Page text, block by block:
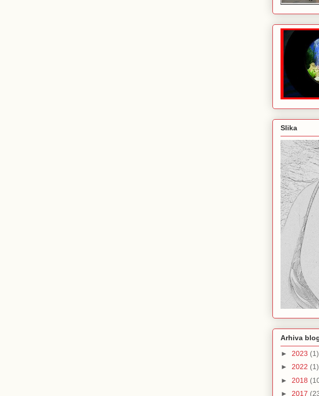
Slika
Arhiva
► 2023 (1)
► 2022 (1)
► 2018
► 2017